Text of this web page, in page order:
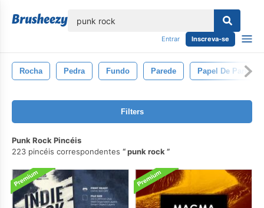
Entrar Inscreva-se
Rocha Pedra Fundo Parede Papel De Parede
Filters
Punk Rock Pincéis
223 pincéis correspondentes
punk rock